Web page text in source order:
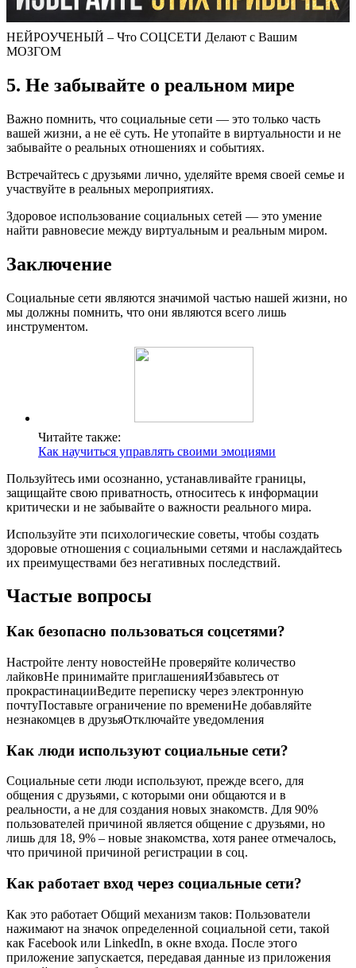
НЕЙРОУЧЕНЫЙ – Что СОЦСЕТИ Делают с Вашим
МОЗГОМ
5. Не забывайте о реальном мире
Важно помнить, что социальные сети — это только часть
вашей жизни, а не её суть. Не утопайте в виртуальности и не
забывайте о реальных отношениях и событиях.
Встречайтесь с друзьями лично, уделяйте время своей семье и
участвуйте в реальных мероприятиях.
Здоровое использование социальных сетей — это умение
найти равновесие между виртуальным и реальным миром.
Заключение
Социальные сети являются значимой частью нашей жизни, но
мы должны помнить, что они являются всего лишь
инструментом.
Читайте также:
Как научиться управлять своими эмоциями
Пользуйтесь ими осознанно, устанавливайте границы,
защищайте свою приватность, относитесь к информации
критически и не забывайте о важности реального мира.
Используйте эти психологические советы, чтобы создать
здоровые отношения с социальными сетями и наслаждайтесь
их преимуществами без негативных последствий.
Частые вопросы
Как безопасно пользоваться соцсетями?
Настройте ленту новостейНе проверяйте количество
лайковНе принимайте приглашенияИзбавьтесь от
прокрастинацииВедите переписку через электронную
почтуПоставьте ограничение по времениНе добавляйте
незнакомцев в друзьяОтключайте уведомления
Как люди используют социальные сети?
Социальные сети люди используют, прежде всего, для
общения с друзьями, с которыми они общаются и в
реальности, а не для создания новых знакомств. Для 90%
пользователей причиной является общение с друзьями, но
лишь для 18, 9% – новые знакомства, хотя ранее отмечалось,
что причиной причиной регистрации в соц.
Как работает вход через социальные сети?
Как это работает Общий механизм таков: Пользователи
нажимают на значок определенной социальной сети, такой
как Facebook или LinkedIn, в окне входа. После этого
приложение запускается, передавая данные из приложения